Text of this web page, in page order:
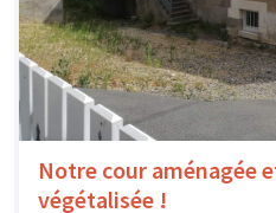
Notre cour aménagée
végétalisée !